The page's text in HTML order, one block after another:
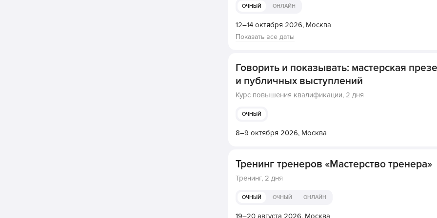
ОЧНЫЙ ОНЛАЙН
12–14 октября 2026, Москва
Показать все даты
Говорить и показывать: мастерская
и публичных выступлений
Курс повышения квалификации,2 дня
ОЧНЫЙ
8–9 октября 2026, Москва
Тренинг тренеров «Мастерство тренера»
Тренинг,2 дня
ОЧНЫЙ ОЧНЫЙ ОНЛАЙН
19–20 августа 2026, Москва